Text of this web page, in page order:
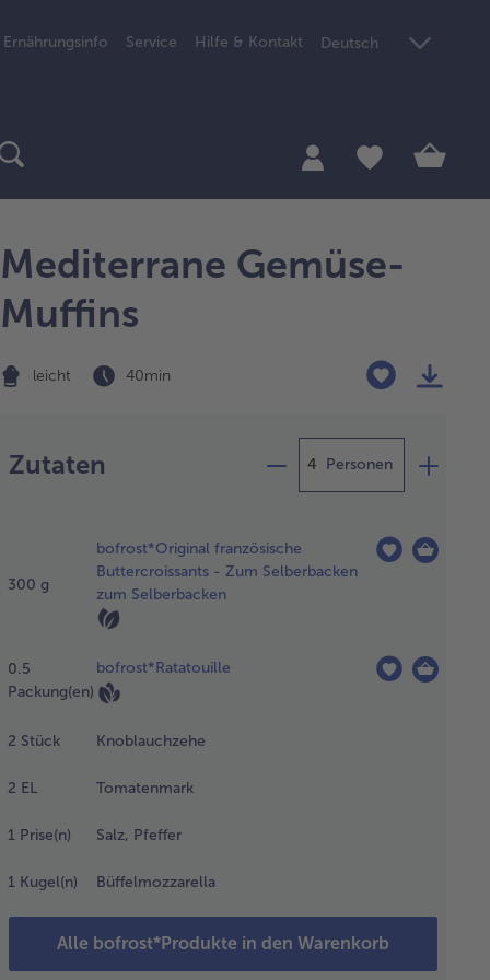
Ernährungsinfo Service Hilfe & Kontakt Deutsch
Mediterrane Gemüse-
Muffins
leicht 40 min
Zutaten Personen
300 g
bofrost*Original französische
Buttercroissants - Zum Selberbacken
zum Selberbacken
0.5
Packung(en)
bofrost*Ratatouille
2 Stück Knoblauchzehe
2 EL Tomatenmark
1 Prise(n) Salz, Pfeffer
1 Kugel(n) Büffelmozzarella
Alle bofrost*Produkte in den Warenkorb
hacken
Mit
Den
Unterhitze
Messer